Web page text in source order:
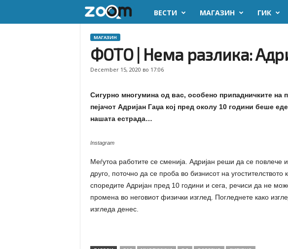
o
.
m
ВЕСТИ МАГАЗИН ГИК
МАГАЗИН
ФОТО | Нема разлика:
December 15, 2020 во 17:06
Сигурно многумина од вас, особено припадничките на
пејачот Адријан Гаџа кој пред околу 10 години беше
нашата естрада…
Instagram
Меѓутоа работите се сменија. Адријан реши да се повлече
друго, поточно да се проба во бизнисот на угостителството
споредите Адријан пред 10 години и сега, речиси да не
промена во неговиот физички изглед. Погледнете како
изгледа денес.